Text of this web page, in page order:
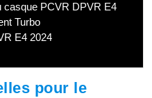
casque PCVR DPVR E4
Turbo
E4 2024
pour le